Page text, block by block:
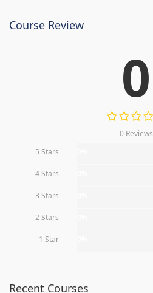
Course Review
0
0 Reviews
5 Stars
4 Stars
3 Stars
2 Stars
1 Star
Recent Courses